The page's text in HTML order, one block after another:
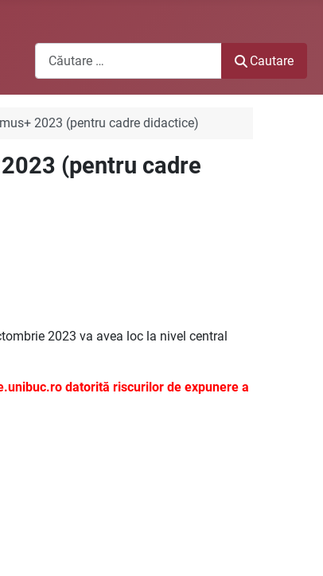
Cautare
Cautare
2023 (pentru cadre didactice)
(pentru cadre
2023 va avea loc la nivel central
datorită riscurilor de expunere a